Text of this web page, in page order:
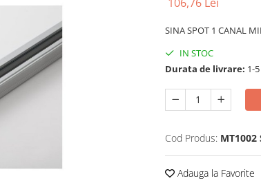
SINA SPOT 1 CANAL
IN STOC
Durata de livrare: 1-
Cod Produs: MT1002
Adauga la Favorite